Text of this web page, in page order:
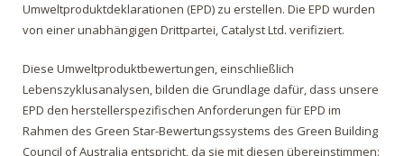
Umweltproduktdeklarationen (EPD) zu erstellen. Die EPD wurden
von einer unabhängigen Drittpartei, Catalyst Ltd. verifiziert.
Diese Umweltproduktbewertungen, einschließlich
Lebenszyklusanalysen, bilden die Grundlage dafür, dass unsere
EPD den herstellerspezifischen Anforderungen für EPD im
Rahmen des Green Star-Bewertungssystems des Green Building
Council of Australia entspricht, da sie mit diesen übereinstimmen: